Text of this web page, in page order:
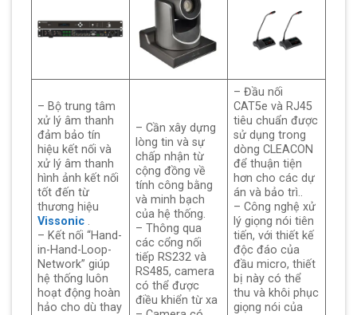
– Bộ trung tâm
xử lý âm thanh
đảm bảo tín
hiệu kết nối và
xử lý âm thanh
hình ảnh kết nối
tốt đến từ
thương hiệu
Vissonic .
– Kết nối “Hand-
in-Hand-Loop-
Network” giúp
hệ thống luôn
hoạt động hoàn
hảo cho dù thay
– Cần xây dựng
lòng tin và sự
chấp nhận từ
cộng đồng về
tính công bằng
và minh bạch
của hệ thống.
– Thông qua
các cổng nối
tiếp RS232 và
RS485, camera
có thể được
điều khiển từ xa
– Đầu nối
CAT5e và RJ45
tiêu chuẩn được
sử dụng trong
dòng CLEACON
để thuận tiện
hơn cho các dự
án và bảo trì..
– Công nghệ xử
lý giọng nói tiên
tiến, với thiết kế
độc đáo của
đầu micro, thiết
bị này có thể
thu và khôi phục
giọng nói của